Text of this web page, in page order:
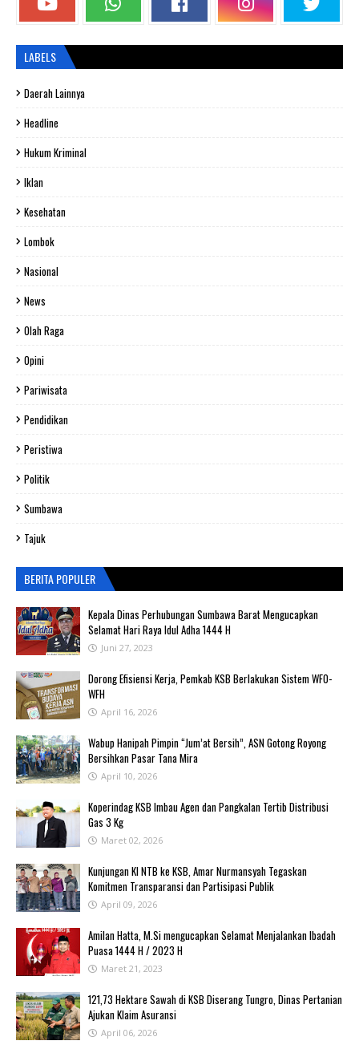
LABELS
Daerah Lainnya
Headline
Hukum Kriminal
Iklan
Kesehatan
Lombok
Nasional
News
Olah Raga
Opini
Pariwisata
Pendidikan
Peristiwa
Politik
Sumbawa
Tajuk
BERITA POPULER
Kepala Dinas Perhubungan Sumbawa Barat Mengucapkan
Selamat Hari Raya Idul Adha 1444 H
Juni 27, 2023
‎Dorong Efisiensi Kerja, Pemkab KSB Berlakukan Sistem WFO-
WFH ‎
April 16, 2026
Wabup Hanipah Pimpin “Jum’at Bersih”, ASN Gotong Royong
Bersihkan Pasar Tana Mira
April 10, 2026
Koperindag KSB Imbau Agen dan Pangkalan Tertib Distribusi
Gas 3 Kg
Maret 02, 2026
Kunjungan KI NTB ke KSB, Amar Nurmansyah Tegaskan
Komitmen Transparansi dan Partisipasi Publik
April 09, 2026
Amilan Hatta, M.Si mengucapkan Selamat Menjalankan Ibadah
Puasa 1444 H / 2023 H
Maret 21, 2023
121,73 Hektare Sawah di KSB Diserang Tungro, Dinas Pertanian
Ajukan Klaim Asuransi
April 06, 2026